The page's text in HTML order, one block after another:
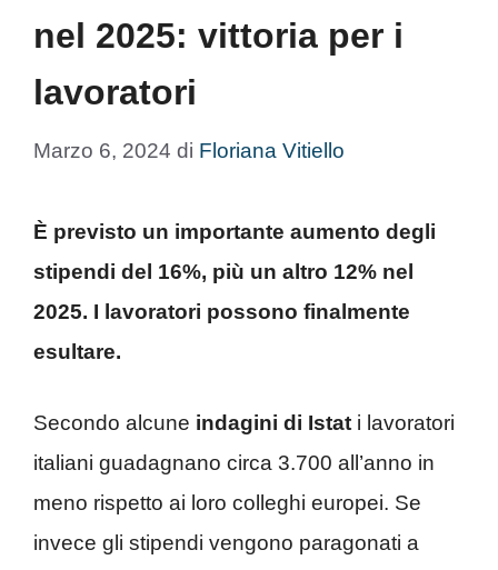
nel 2025: vittoria per i
lavoratori
Marzo 6, 2024 di Floriana Vitiello
È previsto un importante aumento degli
stipendi del 16%, più un altro 12% nel
2025. I lavoratori possono finalmente
esultare.
Secondo alcune indagini di Istat i lavoratori
italiani guadagnano circa 3.700 all’anno in
meno rispetto ai loro colleghi europei. Se
invece gli stipendi vengono paragonati a